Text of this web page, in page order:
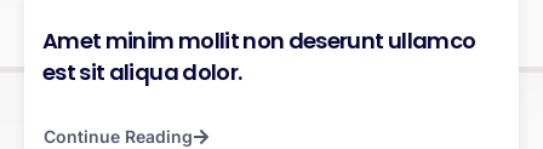
Amet minim mollit non deserunt ullamco
est sit aliqua dolor.
Continue Reading